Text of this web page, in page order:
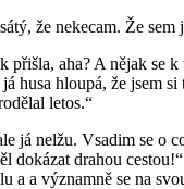
že nekecam. Že sem
přišla, aha? A nějak se k
husa hloupá, že jsem si
letos.“
já nelžu. Vsadim se o
dokázat drahou
a a významně se na